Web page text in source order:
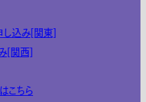
し込み[関東]
[関西]
こちら